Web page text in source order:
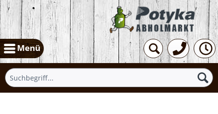
Menü